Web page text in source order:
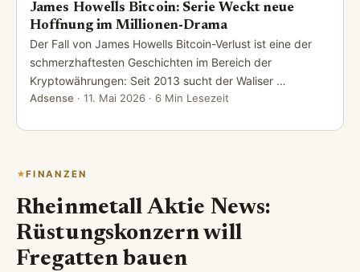
James Howells Bitcoin: Serie Weckt neue
Hoffnung im Millionen-Drama
Der Fall von James Howells Bitcoin-Verlust ist eine der
schmerzhaftesten Geschichten im Bereich der
Kryptowährungen: Seit 2013 sucht der Waliser …
Adsense · 11. Mai 2026 · 6 Min Lesezeit
FINANZEN
Rheinmetall Aktie News:
Rüstungskonzern will
Fregatten bauen